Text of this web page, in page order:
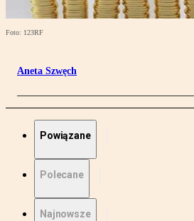
Foto: 123RF
Aneta Szwęch
Powiązane
Polecane
Najnowsze